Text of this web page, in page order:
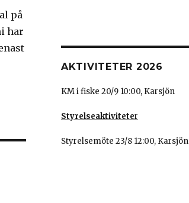
på
har
AKTIVITETER 2026
KM i fiske 20/9 10:00, Karsjön
Styrelseaktiviteter
Styrelsemöte 23/8 12:00, Karsjön